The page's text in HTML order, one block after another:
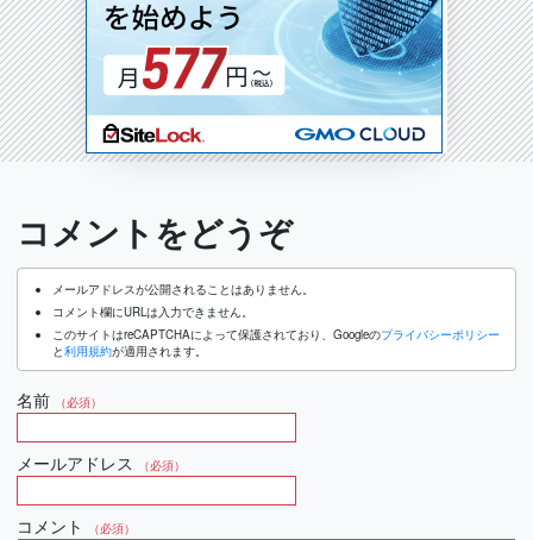
コメントをどうぞ
メールアドレスが公開されることはありません。
コメント欄にURLは入力できません。
このサイトはreCAPTCHAによって保護されており、Googleのプライバシーポリシー
と利用規約が適用されます。
名前 （必須）
メールアドレス （必須）
コメント （必須）